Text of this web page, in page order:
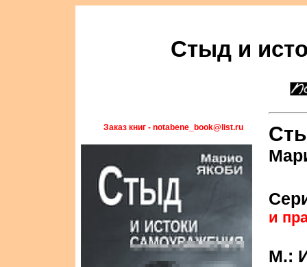
Стыд и
Заказ книг - notabene_book@list.ru
и
М.: